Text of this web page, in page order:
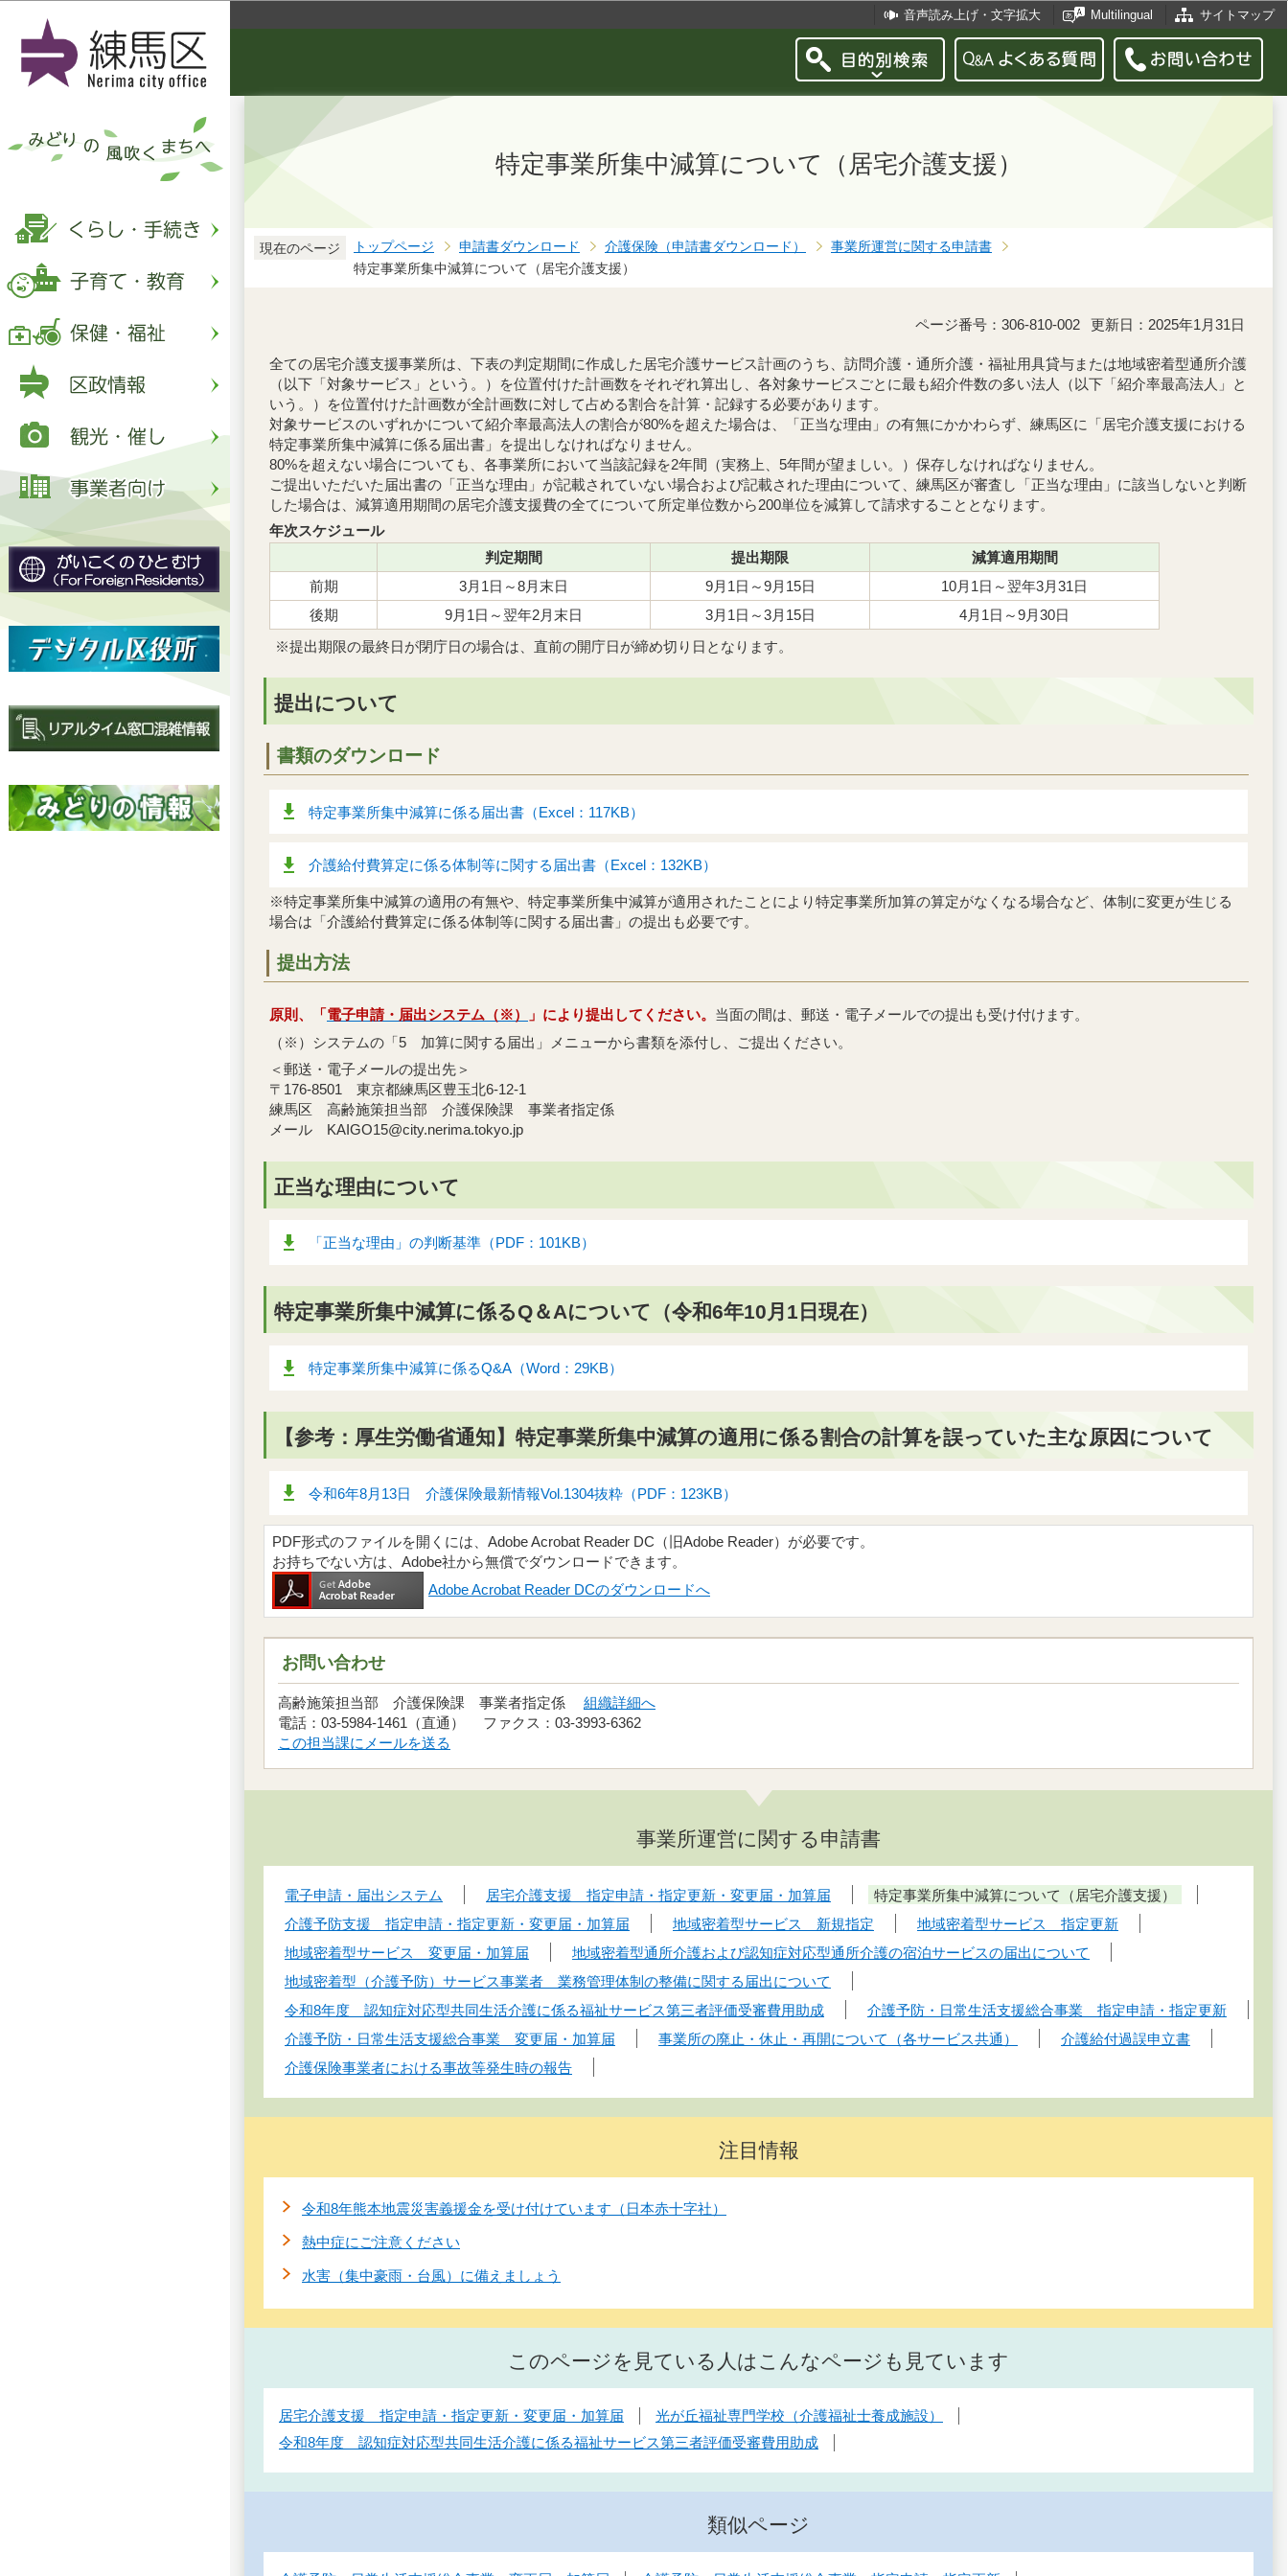
音声読み上げ・文字拡大 Multilingual サイトマップ
特定事業所集中減算について（居宅介護支援）
現在のページ トップページ 申請書ダウンロード 介護保険（申請書ダウンロード）
事業所運営に関する申請書
特定事業所集中減算について（居宅介護支援）
ページ番号：306-810-002 更新日：2025年1月31日
全ての居宅介護支援事業所は、下表の判定期間に作成した居宅介護サービス計画のうち、訪問介護・通所介護・福祉用具貸与または地域密着型通所介護
（以下「対象サービス」という。）を位置付けた計画数をそれぞれ算出し、各対象サービスごとに最も紹介件数の多い法人（以下「紹介率最高法人」と
いう。）を位置付けた計画数が全計画数に対して占める割合を計算・記録する必要があります。
対象サービスのいずれかについて紹介率最高法人の割合が80%を超えた場合は、「正当な理由」の有無にかかわらず、練馬区に「居宅介護支援における
特定事業所集中減算に係る届出書」を提出しなければなりません。
80%を超えない場合についても、各事業所において当該記録を2年間（実務上、5年間が望ましい。）保存しなければなりません。
ご提出いただいた届出書の「正当な理由」が記載されていない場合および記載された理由について、練馬区が審査し「正当な理由」に該当しないと判断
した場合は、減算適用期間の居宅介護支援費の全てについて所定単位数から200単位を減算して請求することとなります。
年次スケジュール
判定期間
提出期限
減算適用期間
前期
3月1日～8月末日 9月1日～9月15日
10月1日～翌年3月31日
後期
9月1日～翌年2月末日 3月1日～3月15日
4月1日～9月30日
※提出期限の最終日が閉庁日の場合は、直前の開庁日が締め切り日となります。
提出について
書類のダウンロード
特定事業所集中減算に係る届出書（Excel：117KB）
介護給付費算定に係る体制等に関する届出書（Excel：132KB）
※特定事業所集中減算の適用の有無や、特定事業所集中減算が適用されたことにより特定事業所加算の算定がなくなる場合など、体制に変更が生じる
場合は「介護給付費算定に係る体制等に関する届出書」の提出も必要です。
提出方法
原則、「電子申請・届出システム（※） 」により提出してください。 当面の間は、郵送・電子メールでの提出も受け付けます。
（※）システムの「5 加算に関する届出」メニューから書類を添付し、ご提出ください。
＜郵送・電子メールの提出先＞
〒176-8501 東京都練馬区豊玉北6-12-1
練馬区 高齢施策担当部 介護保険課 事業者指定係
メール KAIGO15@city.nerima.tokyo.jp
正当な理由について
「正当な理由」の判断基準（PDF：101KB）
特定事業所集中減算に係るQ＆Aについて（令和6年10月1日現在）
特定事業所集中減算に係るQ&A（Word：29KB）
【参考：厚生労働省通知】特定事業所集中減算の適用に係る割合の計算を誤っていた主な原因について
令和6年8月13日 介護保険最新情報Vol.1304抜粋（PDF：123KB）
PDF形式のファイルを開くには、Adobe Acrobat Reader DC（旧Adobe Reader）が必要です。
お持ちでない方は、Adobe社から無償でダウンロードできます。
Adobe Acrobat Reader DCのダウンロードへ
お問い合わせ
高齢施策担当部 介護保険課 事業者指定係 組織詳細へ
電話：03-5984-1461（直通） ファクス：03-3993-6362
この担当課にメールを送る
事業所運営に関する申請書
電子申請・届出システム 居宅介護支援 指定申請・指定更新・変更届・加算届
特定事業所集中減算について（居宅介護支援）
介護予防支援 指定申請・指定更新・変更届・加算届
地域密着型サービス 新規指定
地域密着型サービス 指定更新
地域密着型サービス 変更届・加算届
地域密着型通所介護および認知症対応型通所介護の宿泊サービスの届出について
地域密着型（介護予防）サービス事業者 業務管理体制の整備に関する届出について
令和8年度 認知症対応型共同生活介護に係る福祉サービス第三者評価受審費用助成
介護予防・日常生活支援総合事業 指定申請・指定更新
介護予防・日常生活支援総合事業 変更届・加算届
事業所の廃止・休止・再開について（各サービス共通）
介護給付過誤申立書
介護保険事業者における事故等発生時の報告
注目情報
令和8年熊本地震災害義援金を受け付けています（日本赤十字社）
熱中症にご注意ください
水害（集中豪雨・台風）に備えましょう
このページを見ている人はこんなページも見ています
居宅介護支援 指定申請・指定更新・変更届・加算届
光が丘福祉専門学校（介護福祉士養成施設）
令和8年度 認知症対応型共同生活介護に係る福祉サービス第三者評価受審費用助成
類似ページ